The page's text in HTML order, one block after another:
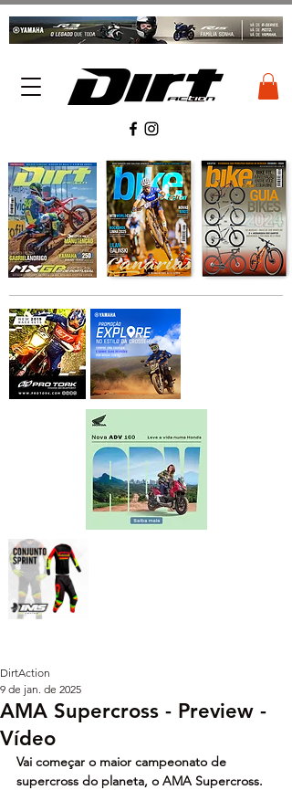
AMA Supercross - Preview -
Vídeo
DirtAction
9 de jan. de 2025
Vai começar o maior campeonato de
supercross do planeta, o AMA Supercross.